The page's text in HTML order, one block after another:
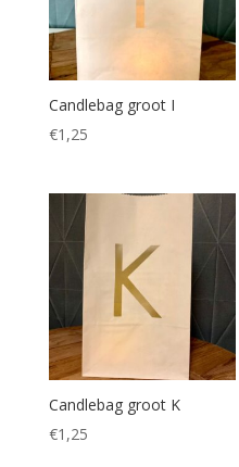
Candlebag groot I
€1,25
Candlebag groot K
€1,25